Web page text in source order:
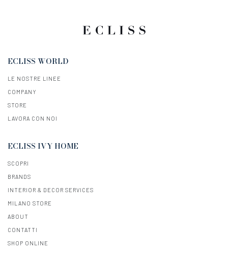
ECLISS WORLD
LE NOSTRE LINEE
COMPANY
STORE
LAVORA CON NOI
ECLISS IVY HOME
SCOPRI
BRANDS
INTERIOR & DECOR SERVICES
MILANO STORE
ABOUT
CONTATTI
SHOP ONLINE